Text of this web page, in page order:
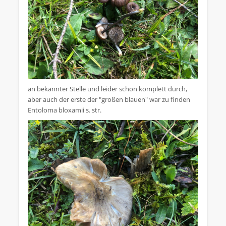
an bekannter Stelle und leider schon komplett durch,
aber auch der erste der "großen blauen" war zu finden
Entoloma bloxamii s. str.